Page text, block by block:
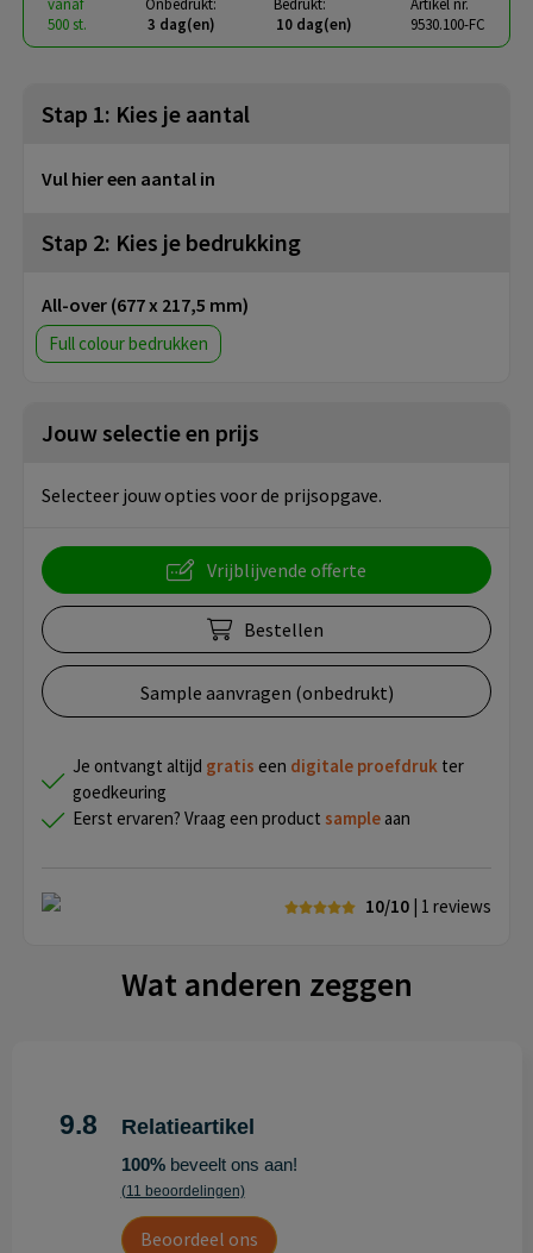
vanaf
500 st.
Onbedrukt:
3 dag(en)
Bedrukt:
10 dag(en)
Artikel nr.
9530.100-FC
Stap 1: Kies je aantal
Vul hier een aantal in
Stap 2: Kies je bedrukking
All-over (677 x 217,5 mm)
Full colour
Jouw selectie en prijs
Selecteer jouw opties voor de prijsopgave.
Vrijblijvende offerte
Bestellen
Sample aanvragen (onbedrukt)
Je ontvangt altijd gratis een digitale proefdruk ter
goedkeuring
Eerst ervaren? Vraag een product sample aan
10/10 | 1 reviews
Wat anderen zeggen
9.8 Relatieartikel
100%beveelt ons aan!
(11 beoordelingen)
Beoordeel ons